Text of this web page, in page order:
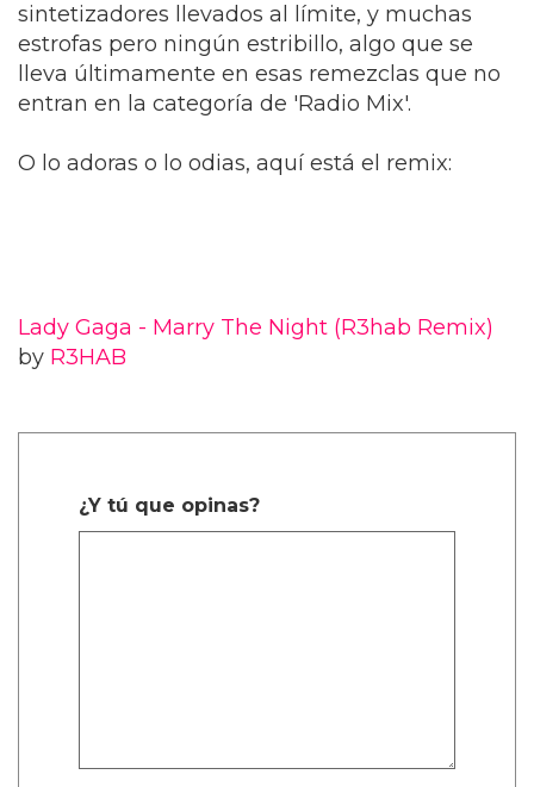
sintetizadores llevados al límite, y muchas
estrofas pero ningún estribillo, algo que se
lleva últimamente en esas remezclas que no
entran en la categoría de 'Radio Mix'.
O lo adoras o lo odias, aquí está el remix:
Lady Gaga - Marry The Night (R3hab Remix)
by R3HAB
¿Y tú que opinas?